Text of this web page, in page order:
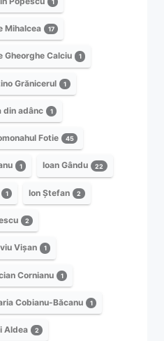
1
Mihalcea 17
Gheorghe Calciu 1
Grănicerul 1
din adânc 1
Fotie 45
1 Ioan Gându 22
1 Ion Ștefan 2
2
Vișan 1
Cornianu 1
Cobianu-Băcanu 1
Aldea 2